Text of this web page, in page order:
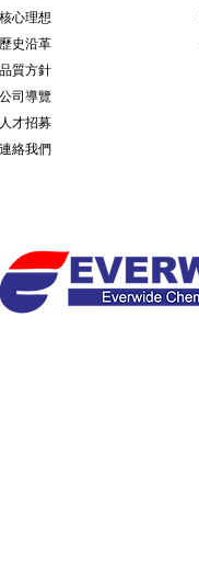
核心理想
歷史沿革
品質方針
公司導覽
人才招募
連絡我們